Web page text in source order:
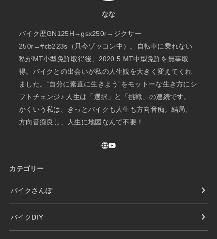
なな
バイク歴GN125H→gsx250r→ジクサー
250r→#cb223s（只今ゾッコン中）。自転車に乗れない
私がMT小型免許取得後、2020.5 MT中型免許を無事取
得。バイクとの出会いが私の人生観を大きく変えてくれ
ました。”自分に素直に生きよう”をモットーな生き方にシ
フトチェンジ♪ 人生は「選択」と「挑戦」の連続です。
かくいう私は、きっとバイクも人生も方向音痴。結局、
方向音痴良し、人生に地図なんて不要！
カテゴリー
バイクさんぽ
バイクDIY